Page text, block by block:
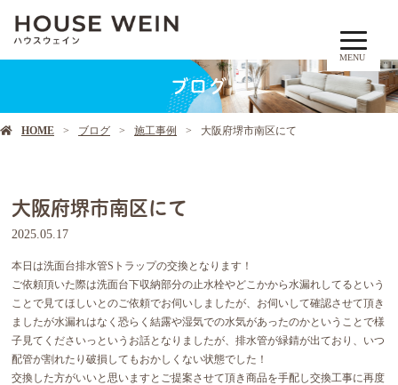
MENU
ブログ
HOME ブログ 施工事例 大阪府堺市南区にて
大阪府堺市南区にて
2025.05.17
本日は洗面台排水管Sトラップの交換となります！
ご依頼頂いた際は洗面台下収納部分の止水栓やどこかから水漏れしてるという
ことで見てほしいとのご依頼でお伺いしましたが、お伺いして確認させて頂き
ましたが水漏れはなく恐らく結露や湿気での水気があったのかということで様
子見てくださいっというお話となりましたが、排水管が緑錆が出ており、いつ
配管が割れたり破損してもおかしくない状態でした！
交換した方がいいと思いますとご提案させて頂き商品を手配し交換工事に再度